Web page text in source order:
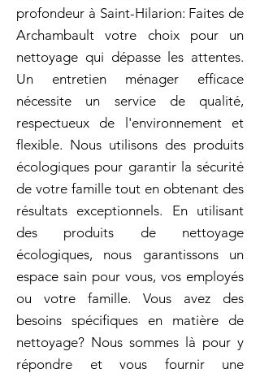
profondeur à Saint-Hilarion: Faites de
Archambault votre choix pour un
nettoyage qui dépasse les attentes.
Un entretien ménager efficace
nécessite un service de qualité,
respectueux de l'environnement et
flexible. Nous utilisons des produits
écologiques pour garantir la sécurité
de votre famille tout en obtenant des
résultats exceptionnels. En utilisant
des produits de nettoyage
écologiques, nous garantissons un
espace sain pour vous, vos employés
ou votre famille. Vous avez des
besoins spécifiques en matière de
nettoyage? Nous sommes là pour y
répondre et vous fournir une